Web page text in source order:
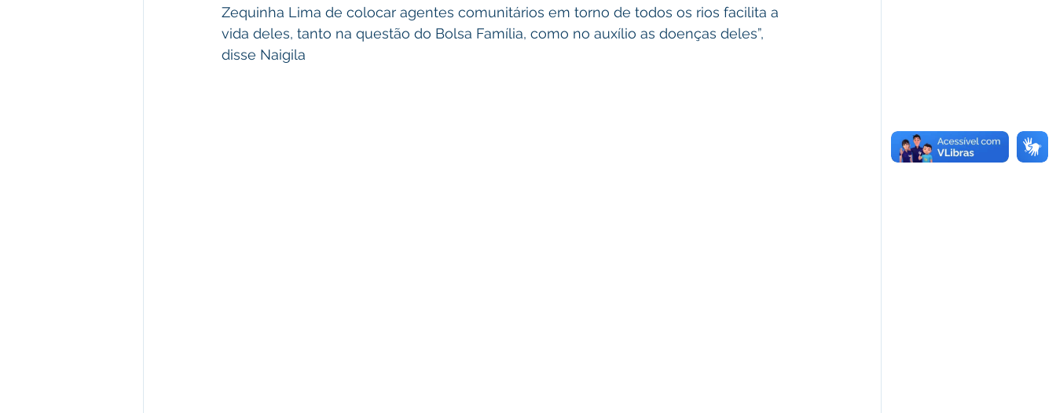
Zequinha Lima de colocar agentes comunitários em torno de todos os rios facilita a
vida deles, tanto na questão do Bolsa Família, como no auxílio as doenças deles”,
disse Naigila